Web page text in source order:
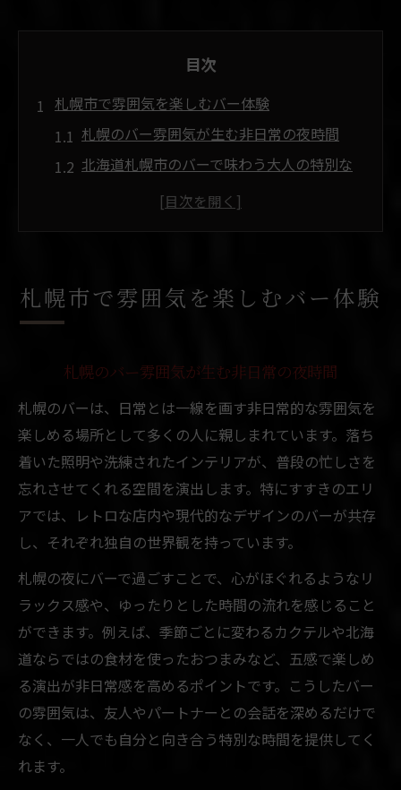
目次
札幌市で雰囲気を楽しむバー体験
札幌のバー雰囲気が生む非日常の夜時間
北海道札幌市のバーで味わう大人の特別な
ント
は
大人が選ぶ札幌の落ち着いたバー雰囲気体
札幌のバーで感じる心地よい空間の秘密
北海道ならではのバー風景が大人を魅了す
る理由
静かなバー空間で過ごす札幌の夜の楽しみ
方
上質な雰囲気が光る札幌バーのおすすめポ
イント
女子同士でも安心な札幌バーの選び方
女子が安心して楽しめる札幌のバー雰囲気
とは
札幌市で雰囲気を楽しむバー体験
札幌のバー雰囲気が生む非日常の夜時間
札幌のバーは、日常とは一線を画す非日常的な雰囲気を
楽しめる場所として多くの人に親しまれています。落ち
着いた照明や洗練されたインテリアが、普段の忙しさを
忘れさせてくれる空間を演出します。特にすすきのエリ
アでは、レトロな店内や現代的なデザインのバーが共存
し、それぞれ独自の世界観を持っています。
札幌の夜にバーで過ごすことで、心がほぐれるようなリ
ラックス感や、ゆったりとした時間の流れを感じること
ができます。例えば、季節ごとに変わるカクテルや北海
道ならではの食材を使ったおつまみなど、五感で楽しめ
る演出が非日常感を高めるポイントです。こうしたバー
の雰囲気は、友人やパートナーとの会話を深めるだけで
なく、一人でも自分と向き合う特別な時間を提供してく
れます。